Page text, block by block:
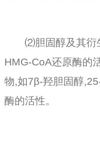
⑵胆固醇及其衍生
HMG-CoA还原酶的
物,如7β-羟胆固醇
酶的活性。